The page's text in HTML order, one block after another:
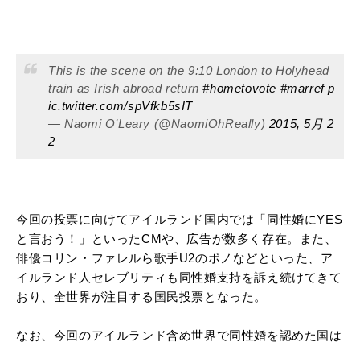
This is the scene on the 9:10 London to Holyhead
train as Irish abroad return#hometovote #marref p
ic.twitter.com/spVfkb5sIT
— Naomi O’Leary (@NaomiOhReally) 2015, 5月 2
2
今回の投票に向けてアイルランド国内では「同性婚にYES
と言おう！」といったCMや、広告が数多く存在。また、
俳優コリン・ファレルら歌手U2のボノなどといった、ア
イルランド人セレブリティも同性婚支持を訴え続けてきて
おり、全世界が注目する国民投票となった。
なお、今回のアイルランド含め世界で同性婚を認めた国は